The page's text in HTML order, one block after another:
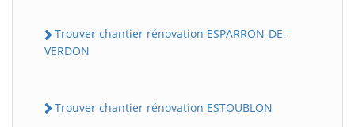
Trouver chantier rénovation ESPARRON-DE-
VERDON
Trouver chantier rénovation ESTOUBLON